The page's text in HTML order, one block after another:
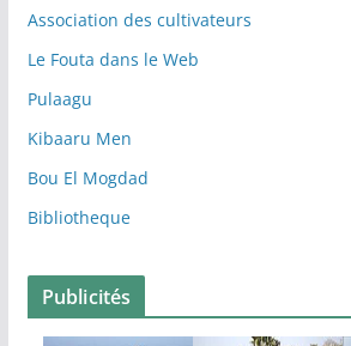
Association des cultivateurs
Le Fouta dans le Web
Pulaagu
Kibaaru Men
Bou El Mogdad
Bibliotheque
Publicités